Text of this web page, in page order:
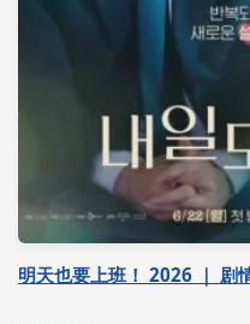
明天也要上班！ 2026 ｜ 剧